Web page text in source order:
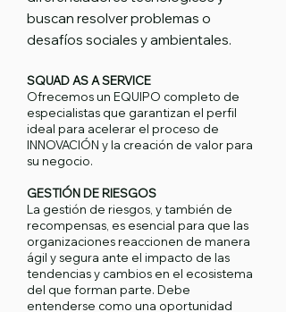
buscan resolver problemas o
desafíos sociales y ambientales.
SQUAD AS A SERVICE
Ofrecemos un EQUIPO completo de
especialistas que garantizan el perfil
ideal para acelerar el proceso de
INNOVACIÓN y la creación de valor para
su negocio.
GESTIÓN DE RIESGOS
La gestión de riesgos, y también de
recompensas, es esencial para que las
organizaciones reaccionen de manera
ágil y segura ante el impacto de las
tendencias y cambios en el ecosistema
del que forman parte. Debe
entenderse como una oportunidad